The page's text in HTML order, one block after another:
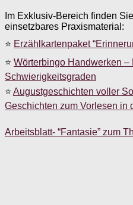
Im Exklusiv-Bereich finden
einsetzbares Praxismaterial:
⭐ Erzählkartenpaket
⭐ Wörterbingo Handwerken –
Schwierigkeitsgraden
⭐ Augustgeschichten voller
Geschichten zum Vorlesen in
Arbeitsblatt- “Fantasie” zum